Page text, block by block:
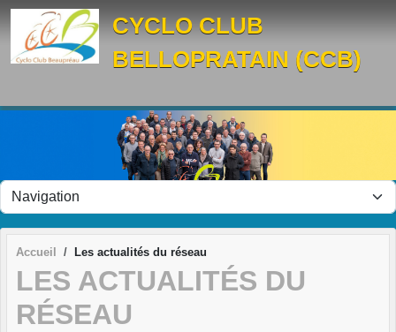
CYCLO CLUB
BELLOPRATAIN (CCB)
Accueil Les actualités du réseau
LES ACTUALITÉS DU
RÉSEAU
Panneau de gestion des cookies